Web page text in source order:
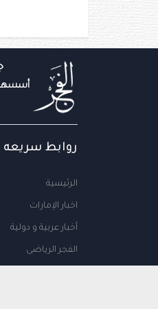
أسسها عام 1975 ويرأس
روابط سريعه
الرئيسية
اخبار الإمارات
أخبار عربية و دولية
الفجر الرياضى